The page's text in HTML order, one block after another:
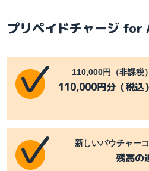
プリペイドチャージ for
110,000円（非課税
110,000円分（税込
新しいバウチャー
残高の